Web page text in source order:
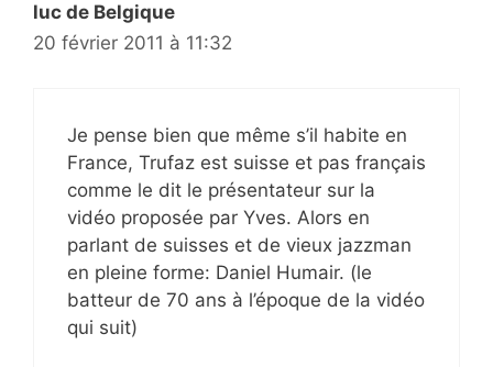
luc de Belgique
20 février 2011 à 11:32
Je pense bien que même s’il habite en
France, Trufaz est suisse et pas français
comme le dit le présentateur sur la
vidéo proposée par Yves. Alors en
parlant de suisses et de vieux jazzman
en pleine forme: Daniel Humair. (le
batteur de 70 ans à l’époque de la vidéo
qui suit)